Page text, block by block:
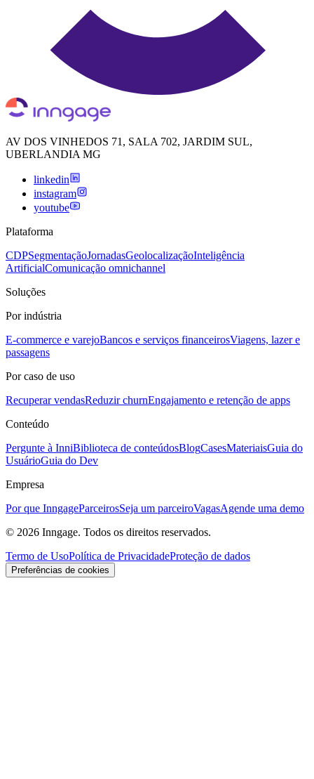
AV DOS VINHEDOS 71, SALA 702, JARDIM SUL,
UBERLANDIA MG
linkedin
instagram
youtube
Plataforma
CDPSegmentaçãoJornadasGeolocalizaçãoInteligência
ArtificialComunicação omnichannel
Soluções
Por indústria
E-commerce e varejoBancos e serviços financeirosViagens, lazer e
passagens
Por caso de uso
Recuperar vendasReduzir churnEngajamento e retenção de apps
Conteúdo
Pergunte à InniBiblioteca de conteúdosBlogCasesMateriaisGuia do
UsuárioGuia do Dev
Empresa
Por que InngageParceirosSeja um parceiroVagasAgende uma demo
© 2026 Inngage. Todos os direitos reservados.
Termo de UsoPolítica de PrivacidadeProteção de dados
Preferências de cookies